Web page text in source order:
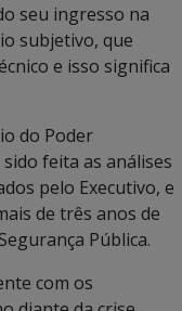
seu ingresso na
subjetivo, que
e isso significa
do Poder
feita as análises
pelo Executivo, e
de três anos de
Pública.
com os